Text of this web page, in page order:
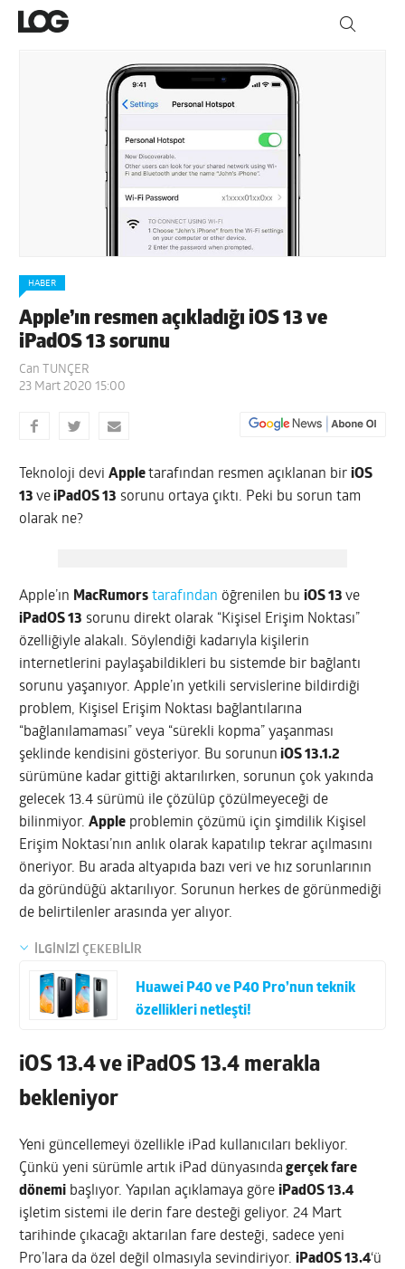
HABER
Apple’ın resmen açıkladığı iOS 13 ve
iPadOS 13 sorunu
Can TUNÇER
23 Mart 2020 15:00
Teknoloji deviAppletarafından resmen açıklanan biriOS
13veiPadOS 13 sorunu ortaya çıktı. Peki bu sorun tam
olarak ne?
Apple’ın MacRumors tarafından öğrenilen buiOS 13ve
iPadOS 13 sorunu direkt olarak “Kişisel Erişim Noktası”
özelliğiyle alakalı. Söylendiği kadarıyla kişilerin
internetlerini paylaşabildikleri bu sistemde bir bağlantı
sorunu yaşanıyor. Apple’ın yetkili servislerine bildirdiği
problem, Kişisel Erişim Noktası bağlantılarına
“bağlanılamaması” veya “sürekli kopma” yaşanması
şeklinde kendisini gösteriyor. Bu sorunun iOS 13.1.2
sürümüne kadar gittiği aktarılırken, sorunun çok yakında
gelecek 13.4 sürümü ile çözülüp çözülmeyeceği de
bilinmiyor.Apple problemin çözümü için şimdilik Kişisel
Erişim Noktası’nın anlık olarak kapatılıp tekrar açılmasını
öneriyor. Bu arada altyapıda bazı veri ve hız sorunlarının
da göründüğü aktarılıyor. Sorunun herkes de görünmediği
de belirtilenler arasında yer alıyor.
İLGİNİZİ ÇEKEBİLİR
Huawei P40 ve P40 Pro’nun teknik
özellikleri netleşti!
iOS 13.4 ve iPadOS 13.4 merakla
bekleniyor
Yeni güncellemeyi özellikle iPad kullanıcıları bekliyor.
Çünkü yeni sürümle artık iPad dünyasında gerçek fare
dönemi başlıyor. Yapılan açıklamaya göreiPadOS 13.4
işletim sistemi ile derin fare desteği geliyor. 24 Mart
tarihinde çıkacağı aktarılan fare desteği, sadece yeni
Pro’lara da özel değil olmasıyla sevindiriyor.iPadOS 13.4‘ü